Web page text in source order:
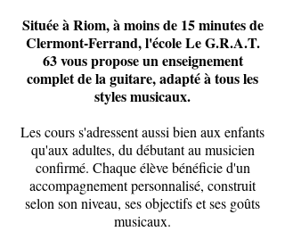
Située à Riom, à moins de 15 minutes de
Clermont-Ferrand, l'école Le G.R.A.T.
63 vous propose un enseignement
complet de la guitare, adapté à tous les
styles musicaux.
Les cours s'adressent aussi bien aux enfants
qu'aux adultes, du débutant au musicien
confirmé. Chaque élève bénéficie d'un
accompagnement personnalisé, construit
selon son niveau, ses objectifs et ses goûts
musicaux.